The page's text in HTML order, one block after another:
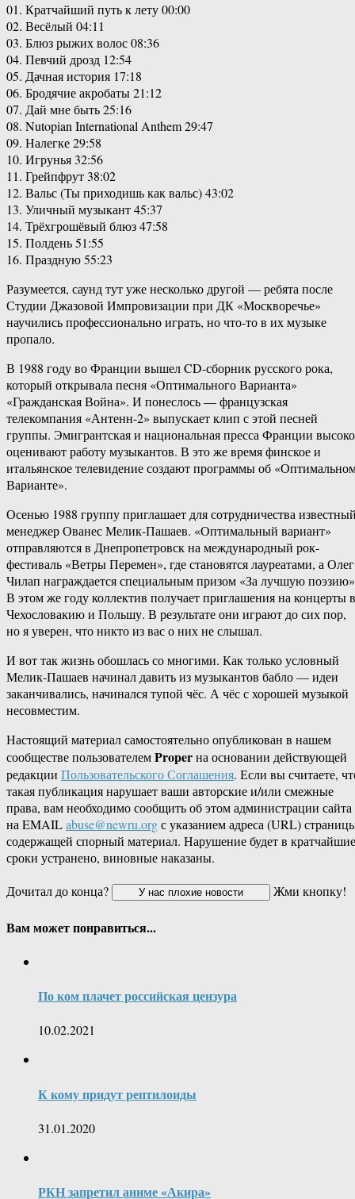
01. Кратчайший путь к лету 00:00
02. Весёлый 04:11
03. Блюз рыжих волос 08:36
04. Певчий дрозд 12:54
05. Дачная история 17:18
06. Бродячие акробаты 21:12
07. Дай мне быть 25:16
08. Nutopian International Anthem 29:47
09. Налегке 29:58
10. Игрунья 32:56
11. Грейпфрут 38:02
12. Вальс (Ты приходишь как вальс) 43:02
13. Уличный музыкант 45:37
14. Трёхгрошёвый блюз 47:58
15. Полдень 51:55
16. Праздную 55:23
Разумеется, саунд тут уже несколько другой — ребята после
Студии Джазовой Импровизации при ДК «Москворечье»
научились профессионально играть, но что-то в их музыке
пропало.
В 1988 году во Франции вышел CD-сборник русского рока,
который открывала песня «Оптимального Варианта»
«Гражданская Война». И понеслось — французская
телекомпания «Антенн-2» выпускает клип с этой песней
группы. Эмигрантская и национальная пресса Франции высоко
оценивают работу музыкантов. В это же время финское и
итальянское телевидение создают программы об
Варианте».
Осенью 1988 группу приглашает для сотрудничества
менеджер Ованес Мелик-Пашаев. «Оптимальный вариант»
отправляются в Днепропетровск на международный рок-
фестиваль «Ветры Перемен», где становятся лауреатами, а Олег
Чилап награждается специальным призом «За лучшую
В этом же году коллектив получает приглашения на концерты в
Чехословакию и Польшу. В результате они играют до сих пор,
но я уверен, что никто из вас о них не слышал.
И вот так жизнь обошлась со многими. Как только условный
Мелик-Пашаев начинал давить из музыкантов бабло — идеи
заканчивались, начинался тупой чёс. А чёс с хорошей музыкой
несовместим.
Настоящий материал самостоятельно опубликован в нашем
сообществе пользователемProperна основании действующей
редакции Пользовательского Соглашения. Если вы считаете,
такая публикация нарушает ваши авторские и/или смежные
права, вам необходимо сообщить об этом администрации сайта
на EMAILabuse@newru.orgс указанием адреса (URL)
содержащей спорный материал. Нарушение будет в кратчайшие
сроки устранено, виновные наказаны.
Дочитал до конца?
Жми кнопку!
Вам может понравиться...
По ком плачет российская цензура
10.02.2021
К кому придут рептилоиды
31.01.2020
РКН запретил аниме «Акира»